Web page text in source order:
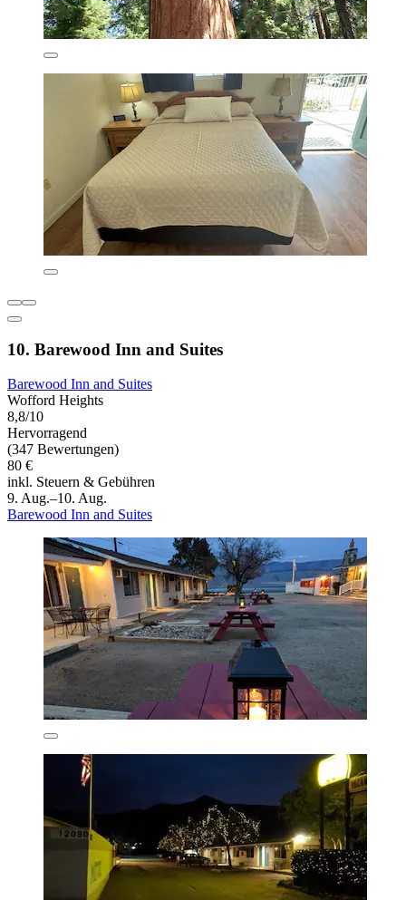
10. Barewood Inn and Suites
Barewood Inn and Suites
Wofford Heights
8,8/10
Hervorragend
(347 Bewertungen)
80 €
inkl. Steuern & Gebühren
9. Aug.–10. Aug.
Barewood Inn and Suites